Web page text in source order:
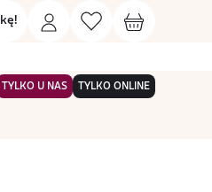
TYLKO U NAS TYLKO ONLINE